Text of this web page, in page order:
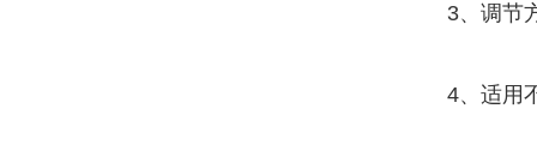
3、调节
4、适用